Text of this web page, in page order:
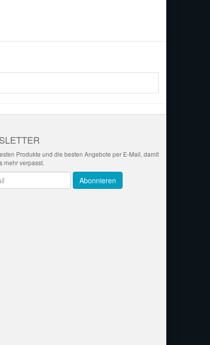
Produkte und die besten Angebote per E-Mail, damit
mehr verpasst.
Abonnieren